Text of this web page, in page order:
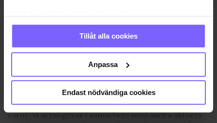
Med din tillåtelse skulle vi även vilja:
Samla in information om din geografiska plats
som kan ha en noggrannhet på upp till flera meter
Identifiera din enhet genom att aktivt skanna den
för specifika kännetecken (fingeravtryck)
Ta reda på mer om hur dina personliga uppgifter
Du kan ändra eller dra tillbaka ditt samtycke när som
helst från cookie-förklaringen.
Tillåt alla cookies
Anpassa
Endast nödvändiga cookies
QX Förlag AB är, sedan 1995, regnbågs-communityts
nyhetstidningen qx.se som bevakar det samhälle vi
lever i och den kultur och de människor vi bryr oss
om. I QX Shop finns en mängd identitetsstärkande
varor. Vi arrangerar i samarbete med andra aktörer